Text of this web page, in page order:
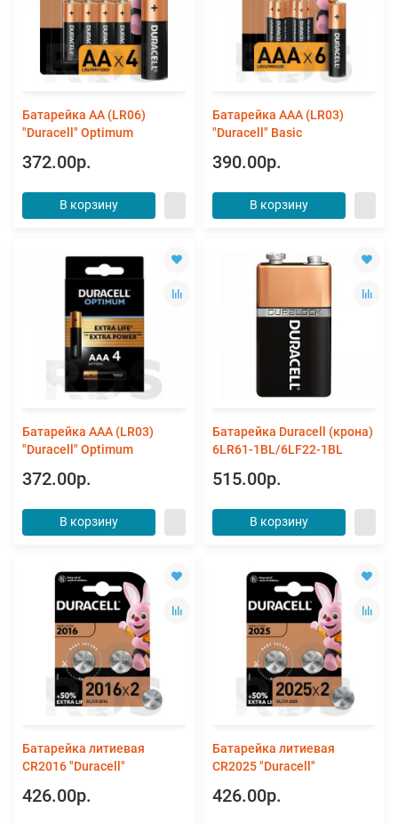
Батарейка AA (LR06)
"Duracell" Optimum
372.00р.
В корзину
Батарейка AAA (LR03)
"Duracell" Basic
390.00р.
В корзину
Батарейка AAA (LR03)
"Duracell" Optimum
372.00р.
В корзину
Батарейка Duracell (крона)
6LR61-1BL/6LF22-1BL
515.00р.
В корзину
Батарейка литиевая
CR2016 "Duracell"
426.00р.
Батарейка литиевая
CR2025 "Duracell"
426.00р.